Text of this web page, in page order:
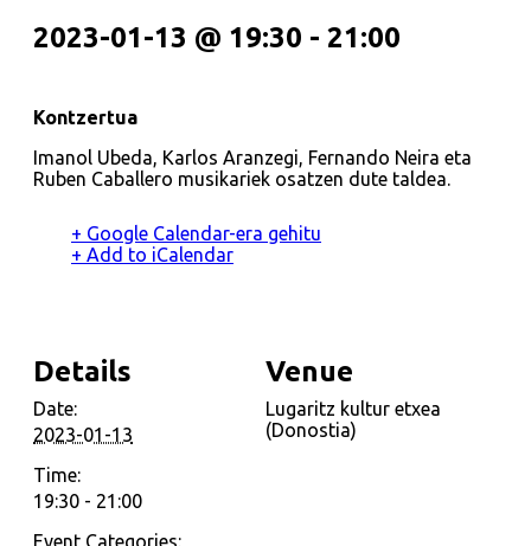
2023-01-13 @ 19:30 - 21:00
Kontzertua
Imanol Ubeda, Karlos Aranzegi, Fernando Neira eta
Ruben Caballero musikariek osatzen dute taldea.
+ Google Calendar-era gehitu
+ Add to iCalendar
Details
Date:
2023-01-13
Time:
19:30 - 21:00
Event Categories:
Venue
Lugaritz kultur etxea
(Donostia)